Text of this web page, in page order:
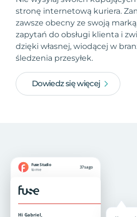
stronę internetową kuriera.
zawsze obecny ze swoją
zapytań do obsługi klienta i
dzięki własnej, wiodącej w
śledzenia przesyłek.
Dowiedz się więcej